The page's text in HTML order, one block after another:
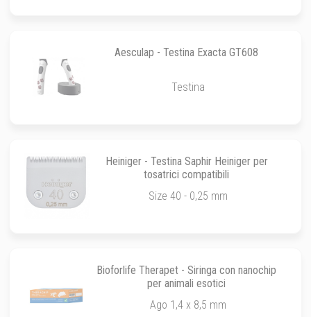
Aesculap - Testina Exacta GT608
Testina
Heiniger - Testina Saphir Heiniger per
tosatrici compatibili
Size 40 - 0,25 mm
Bioforlife Therapet - Siringa con nanochip
per animali esotici
Ago 1,4 x 8,5 mm